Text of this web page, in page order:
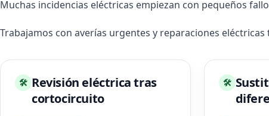
Muchas incidencias eléctricas empiezan con pequeños
Trabajamos con averías urgentes y reparaciones
🛠 Revisión eléctrica tras
cortocircuito
🛠